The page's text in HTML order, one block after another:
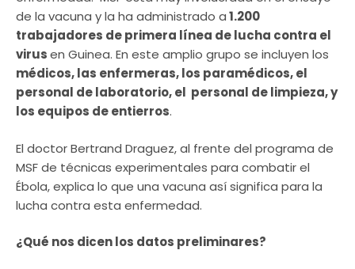
de la vacuna y la ha administrado a1.200
trabajadores de primera línea de lucha contra el
virusen Guinea. En este amplio grupo se incluyen los
médicos, las enfermeras, los paramédicos, el
personal de laboratorio, el personal de limpieza, y
los equipos de entierros.
El doctor Bertrand Draguez, al frente del programa de
MSF de técnicas experimentales para combatir el
Ébola, explica lo que una vacuna así significa para la
lucha contra esta enfermedad.
¿Qué nos dicen los datos preliminares?